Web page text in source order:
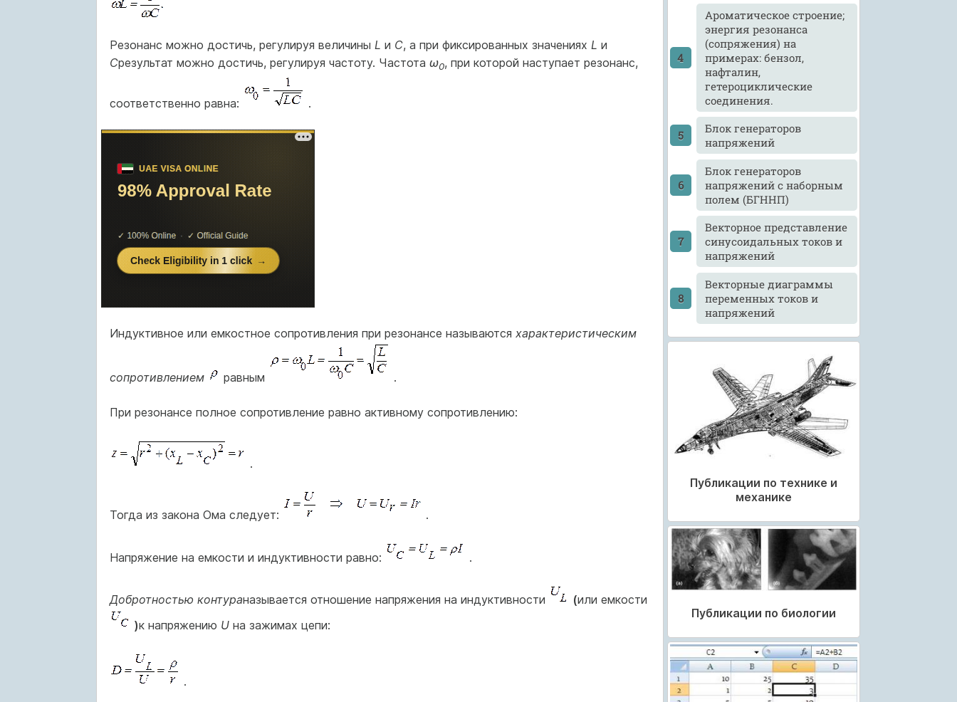
Резонанс можно достичь, регулируя величины L и С, а при фиксированных значениях L и
Срезультат можно достичь, регулируя частоту. Частота ω0, при которой наступает резонанс,
соответственно равна: .
Индуктивное или емкостное сопротивления при резонансе называются характеристическим
сопротивлением равным .
При резонансе полное сопротивление равно активному сопротивлению:
.
Тогда из закона Ома следует: .
Напряжение на емкости и индуктивности равно: .
Добротностью контураназывается отношение напряжения на индуктивности (или емкости
)к напряжению Uна зажимах цепи:
.
Ароматическое строение;
энергия резонанса
(сопряжения) на
примерах: бензол,
нафталин,
гетероциклические
соединения.
Блок генераторов
напряжений
Блок генераторов
напряжений с наборным
полем (БГННП)
Векторное представление
синусоидальных токов и
напряжений
Векторные диаграммы
переменных токов и
напряжений
Публикации по технике и
механике
Публикации по биологии